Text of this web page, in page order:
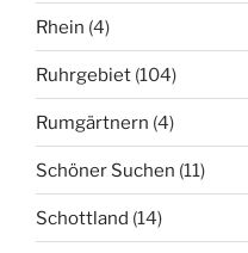
Rhein (4)
Ruhrgebiet (104)
Rumgärtnern (4)
Schöner Suchen (11)
Schottland (14)